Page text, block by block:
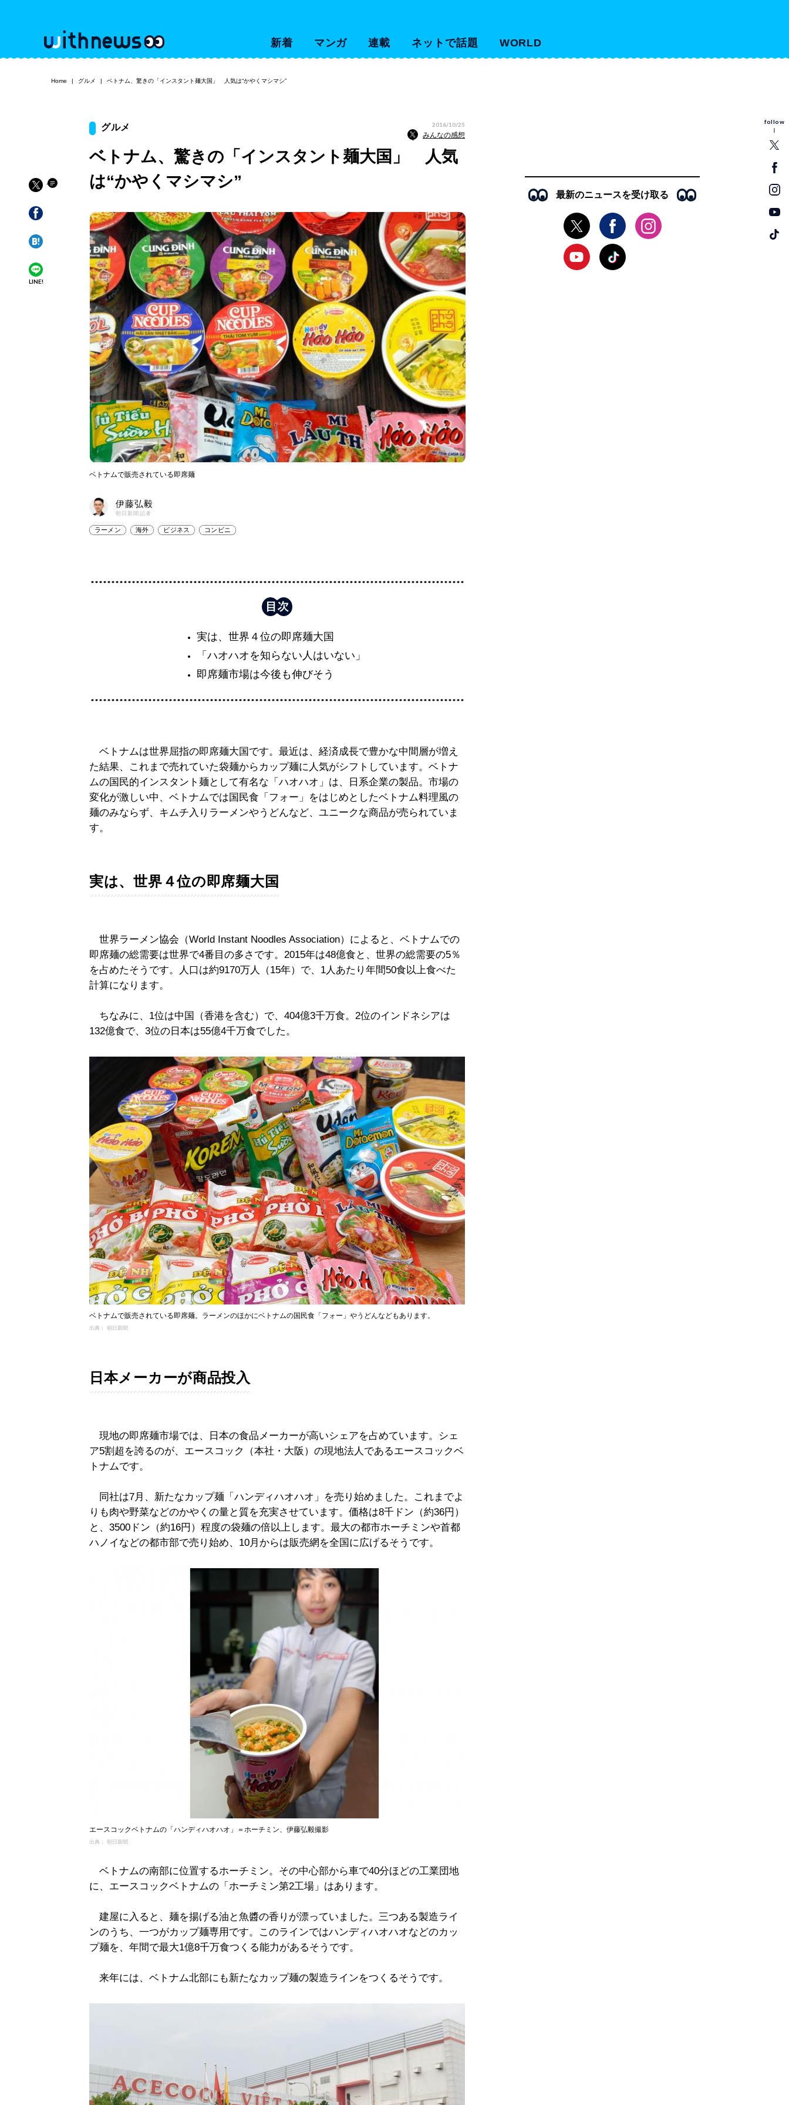
新着 マンガ 連載 ネットで話題 WORLD
follow
Home グルメ ベトナム、驚きの「インスタント麺大国」 人気は“かやくマシマシ”
LINE!
グルメ 2016/10/25
みんなの感想
ベトナム、驚きの「インスタント麺大国」 人気
は“かやくマシマシ”
ベトナムで販売されている即席麺
伊藤弘毅
朝日新聞記者
ラーメン 海外 ビジネス コンビニ
実は、世界４位の即席麺大国
「ハオハオを知らない人はいない」
即席麺市場は今後も伸びそう
ベトナムは世界屈指の即席麺大国です。最近は、経済成長で豊かな中間層が増え
た結果、これまで売れていた袋麺からカップ麺に人気がシフトしています。ベトナ
ムの国民的インスタント麺として有名な「ハオハオ」は、日系企業の製品。市場の
変化が激しい中、ベトナムでは国民食「フォー」をはじめとしたベトナム料理風の
麺のみならず、キムチ入りラーメンやうどんなど、ユニークな商品が売られていま
す。
実は、世界４位の即席麺大国
世界ラーメン協会（World Instant Noodles Association）によると、ベトナムでの
即席麺の総需要は世界で4番目の多さです。2015年は48億食と、世界の総需要の5％
を占めたそうです。人口は約9170万人（15年）で、1人あたり年間50食以上食べた
計算になります。
ちなみに、1位は中国（香港を含む）で、404億3千万食。2位のインドネシアは
132億食で、3位の日本は55億4千万食でした。
ベトナムで販売されている即席麺。ラーメンのほかにベトナムの国民食「フォー」やうどんなどもあります。
出典： 朝日新聞
日本メーカーが商品投入
現地の即席麺市場では、日本の食品メーカーが高いシェアを占めています。シェ
ア5割超を誇るのが、エースコック（本社・大阪）の現地法人であるエースコックベ
トナムです。
同社は7月、新たなカップ麺「ハンディハオハオ」を売り始めました。これまでよ
りも肉や野菜などのかやくの量と質を充実させています。価格は8千ドン（約36円）
と、3500ドン（約16円）程度の袋麺の倍以上します。最大の都市ホーチミンや首都
ハノイなどの都市部で売り始め、10月からは販売網を全国に広げるそうです。
エースコックベトナムの「ハンディハオハオ」＝ホーチミン、伊藤弘毅撮影
出典： 朝日新聞
ベトナムの南部に位置するホーチミン。その中心部から車で40分ほどの工業団地
に、エースコックベトナムの「ホーチミン第2工場」はあります。
建屋に入ると、麺を揚げる油と魚醬の香りが漂っていました。三つある製造ライ
ンのうち、一つがカップ麺専用です。このラインではハンディハオハオなどのカッ
プ麺を、年間で最大1億8千万食つくる能力があるそうです。
来年には、ベトナム北部にも新たなカップ麺の製造ラインをつくるそうです。
最新のニュースを受け取る